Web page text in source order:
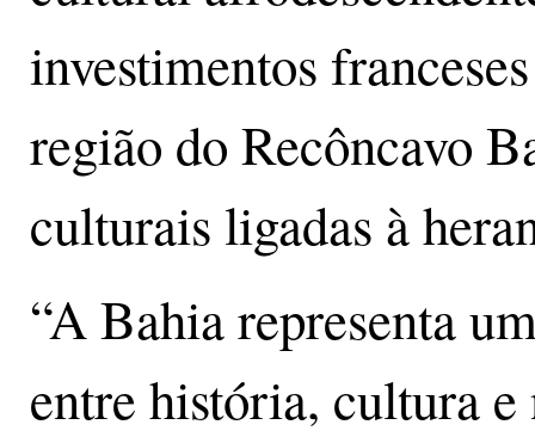
investimentos
região do Recôncavo
culturais ligadas à
“A Bahia representa
entre história, cultura